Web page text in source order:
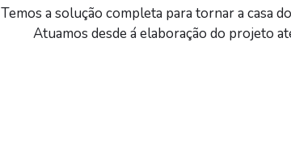
Temos a solução completa para tornar a casa
Atuamos desde á elaboração do projeto